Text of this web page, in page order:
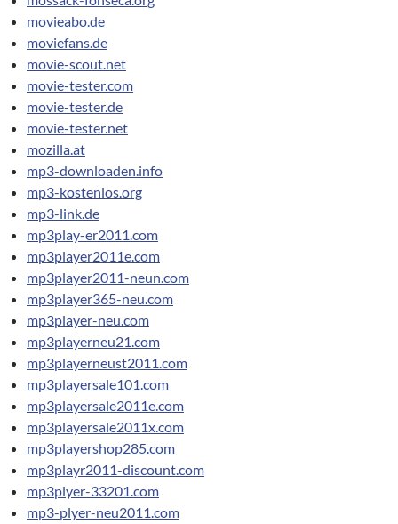
movieabo.de
moviefans.de
movie-scout.net
movie-tester.com
movie-tester.de
movie-tester.net
mozilla.at
mp3-downloaden.info
mp3-kostenlos.org
mp3-link.de
mp3play-er2011.com
mp3player2011e.com
mp3player2011-neun.com
mp3player365-neu.com
mp3player-neu.com
mp3playerneu21.com
mp3playerneust2011.com
mp3playersale101.com
mp3playersale2011e.com
mp3playersale2011x.com
mp3playershop285.com
mp3playr2011-discount.com
mp3plyer-33201.com
mp3-plyer-neu2011.com